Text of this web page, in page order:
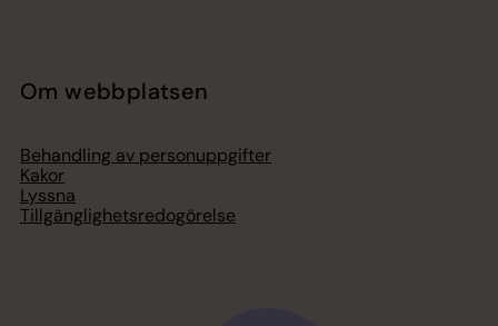
Om webbplatsen
Behandling av personuppgifter
Kakor
Lyssna
Tillgänglighetsredogörelse